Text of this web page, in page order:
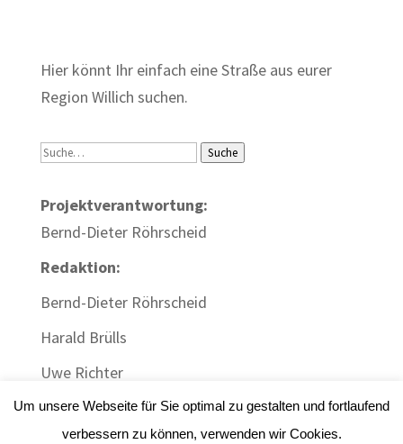
Hier könnt Ihr einfach eine Straße aus eurer
Region Willich suchen.
Suche Suche
Projektverantwortung:
Bernd-Dieter Röhrscheid
Redaktion:
Bernd-Dieter Röhrscheid
Harald Brülls
Uwe Richter
Um unsere Webseite für Sie optimal zu gestalten und fortlaufend
verbessern zu können, verwenden wir Cookies.